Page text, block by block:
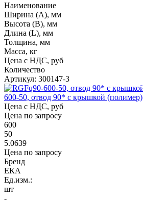
Наименование
Ширина (А), мм
Высота (В), мм
Длина (L), мм
Толщина, мм
Масса, кг
Цена с НДС, руб
Количество
Артикул: 300147-3
600-50, отвод 90* с крышкой (полимер)
Цена с НДС, руб
Цена по запросу
600
50
5.0639
Цена по запросу
Бренд
ЕКА
Ед.изм.:
шт
-